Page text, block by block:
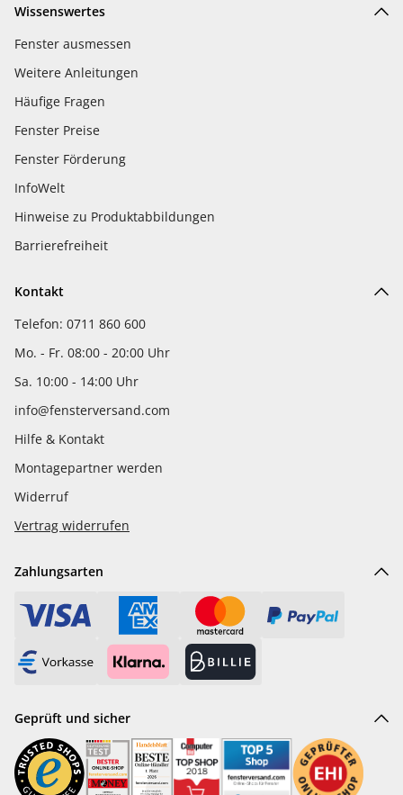
Wissenswertes
Fenster ausmessen
Weitere Anleitungen
Häufige Fragen
Fenster Preise
Fenster Förderung
InfoWelt
Hinweise zu Produktabbildungen
Barrierefreiheit
Kontakt
Telefon: 0711 860 600
Mo. - Fr. 08:00 - 20:00 Uhr
Sa. 10:00 - 14:00 Uhr
info@fensterversand.com
Hilfe & Kontakt
Montagepartner werden
Widerruf
Vertrag widerrufen
Zahlungsarten
Geprüft und sicher